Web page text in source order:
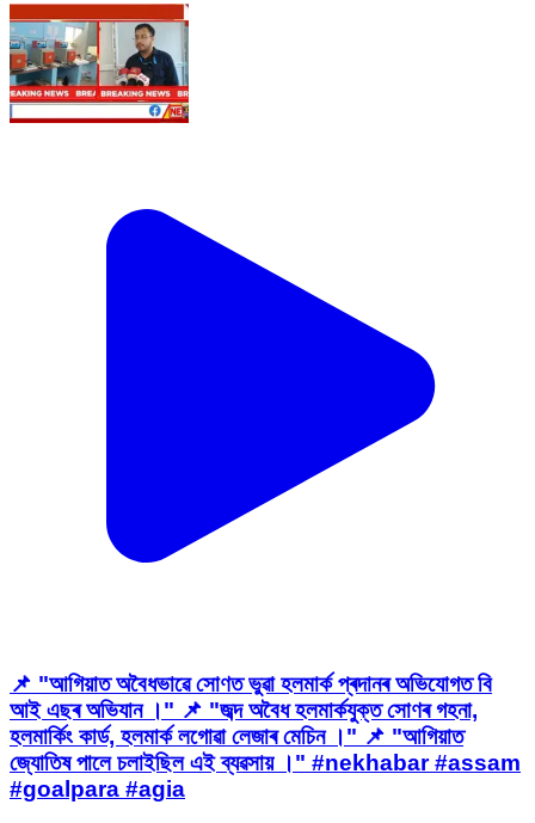
📌 "আগিয়াত অবৈধভাৱে সোণত ভুৱা হলমাৰ্ক প্ৰদানৰ অভিযোগত বি
আই এছৰ অভিযান ।" 📌 "জব্দ অবৈধ হলমাৰ্কযুক্ত সোণৰ গহনা,
হলমাৰ্কিং কাৰ্ড, হলমাৰ্ক লগোৱা লেজাৰ মেচিন ।" 📌 "আগিয়াত
জ্যোতিষ পালে চলাইছিল এই ব্যৱসায় ।" #nekhabar #assam
#goalpara #agia